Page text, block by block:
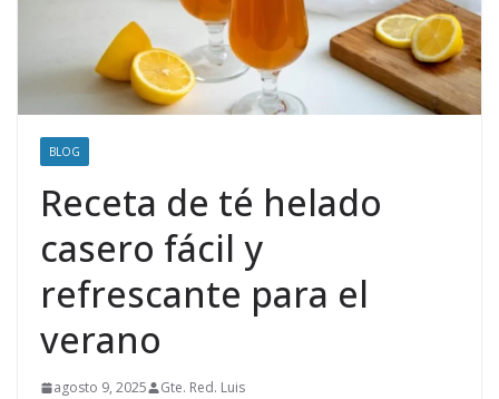
BLOG
Receta de té helado
casero fácil y
refrescante para el
verano
agosto 9, 2025 Gte. Red. Luis